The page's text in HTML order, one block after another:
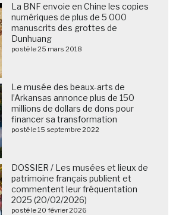
La BNF envoie en Chine les copies
numériques de plus de 5 000
manuscrits des grottes de
Dunhuang
posté le 25 mars 2018
Le musée des beaux-arts de
l’Arkansas annonce plus de 150
millions de dollars de dons pour
financer sa transformation
posté le 15 septembre 2022
DOSSIER / Les musées et lieux de
patrimoine français publient et
commentent leur fréquentation
2025 (20/02/2026)
posté le 20 février 2026